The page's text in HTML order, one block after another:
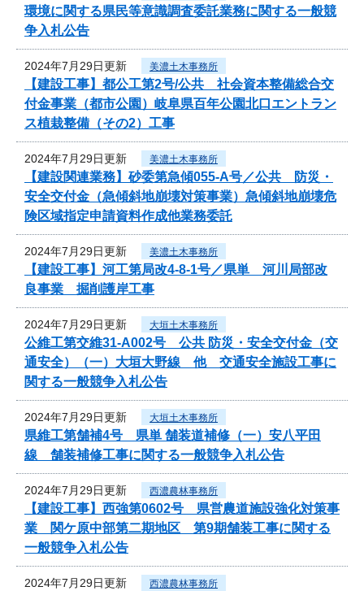
環境に関する県民等意識調査委託業務に関する一般競
争入札公告
2024年7月29日更新 美濃土木事務所
【建設工事】都公工第2号/公共 社会資本整備総合交
付金事業（都市公園）岐阜県百年公園北口エントラン
ス植栽整備（その2）工事
2024年7月29日更新 美濃土木事務所
【建設関連業務】砂委第急傾055-A号／公共 防災・
安全交付金（急傾斜地崩壊対策事業）急傾斜地崩壊危
険区域指定申請資料作成他業務委託
2024年7月29日更新 美濃土木事務所
【建設工事】河工第局改4-8-1号／県単 河川局部改
良事業 掘削護岸工事
2024年7月29日更新 大垣土木事務所
公維工第交維31-A002号 公共 防災・安全交付金（交
通安全）（一）大垣大野線 他 交通安全施設工事に
関する一般競争入札公告
2024年7月29日更新 大垣土木事務所
県維工第舗補4号 県単 舗装道補修（一）安八平田
線 舗装補修工事に関する一般競争入札公告
2024年7月29日更新 西濃農林事務所
【建設工事】西強第0602号 県営農道施設強化対策事
業 関ケ原中部第二期地区 第9期舗装工事に関する
一般競争入札公告
2024年7月29日更新 西濃農林事務所